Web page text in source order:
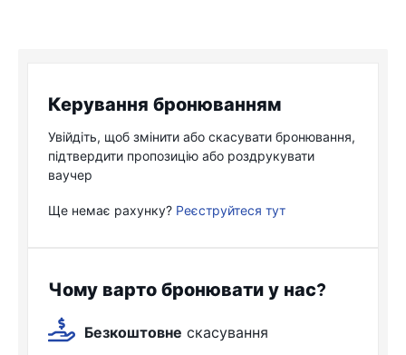
Керування бронюванням
Увійдіть, щоб змінити або скасувати бронювання,
підтвердити пропозицію або роздрукувати
ваучер
Ще немає рахунку? Реєструйтеся тут
Чому варто бронювати у нас?
Безкоштовне скасування